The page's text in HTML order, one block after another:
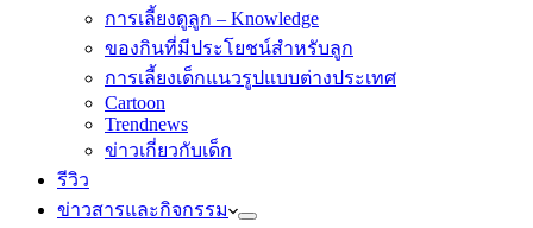
การเลี้ยงดูลูก – Knowledge
ของกินที่มีประโยชน์สำหรับลูก
การเลี้ยงเด็กแนวรูปแบบต่างประเทศ
Cartoon
Trendnews
ข่าวเกี่ยวกับเด็ก
รีวิว
ข่าวสารและกิจกรรม